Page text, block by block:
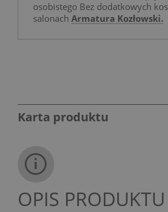
osobistego Bez dodatkowych
salonach Armatura Kozłowski.
Karta produktu
OPIS PRODUKTU